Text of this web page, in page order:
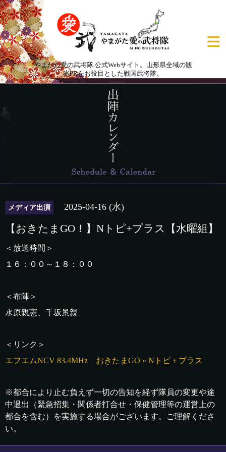
やまがた愛の武将隊 公式Webサイト。山形県全域の観
光PRをお役目とした戦国武将隊。
メディア出演 2025-04-16 (水)
【おきたまGO！】Nトピ+プラス【水曜組】
＜放送時間＞
１６：００～１８：００
＜布陣＞
水原親憲、千坂景親
＜リンク＞
エフエムNCV 83.4MHz おきたまGO » Nトピ＋プラス
※都合により止む負えず一切の告知を経ず隊員の変更や途
中退出（緊急招集・関係者打合せ・保健管理等の運営上の
都合を含む）を実施する場合がございます。ご理解くださ
い。